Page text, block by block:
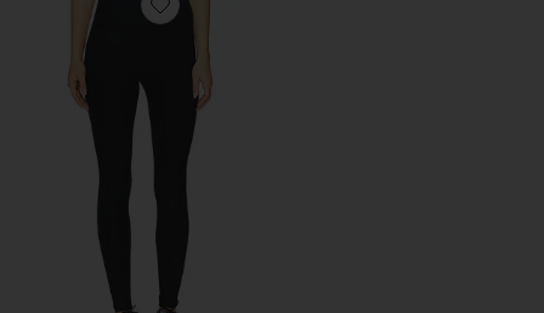
Favorite レギンス